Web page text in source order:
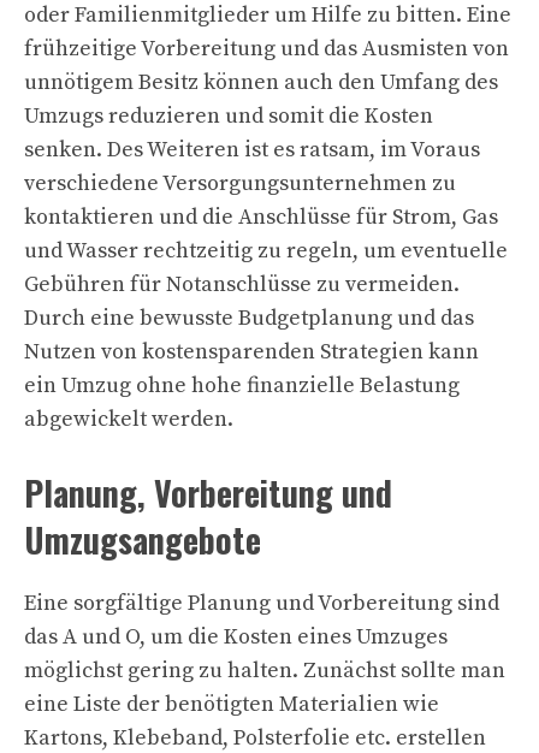
oder Familienmitglieder um Hilfe zu bitten. Eine
frühzeitige Vorbereitung und das Ausmisten von
unnötigem Besitz können auch den Umfang des
Umzugs reduzieren und somit die Kosten
senken. Des Weiteren ist es ratsam, im Voraus
verschiedene Versorgungsunternehmen zu
kontaktieren und die Anschlüsse für Strom, Gas
und Wasser rechtzeitig zu regeln, um eventuelle
Gebühren für Notanschlüsse zu vermeiden.
Durch eine bewusste Budgetplanung und das
Nutzen von kostensparenden Strategien kann
ein Umzug ohne hohe finanzielle Belastung
abgewickelt werden.
Planung, Vorbereitung und
Umzugsangebote
Eine sorgfältige Planung und Vorbereitung sind
das A und O, um die Kosten eines Umzuges
möglichst gering zu halten. Zunächst sollte man
eine Liste der benötigten Materialien wie
Kartons, Klebeband, Polsterfolie etc. erstellen